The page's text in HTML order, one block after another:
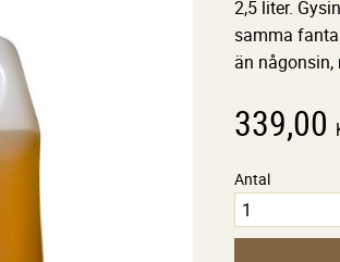
2,5 liter.
samma
än någonsin,
339,00
Antal